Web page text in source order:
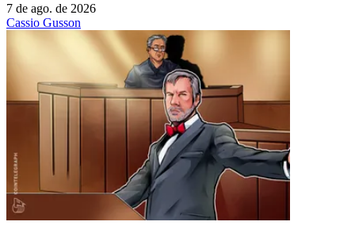
7 de ago. de 2026
Cassio Gusson